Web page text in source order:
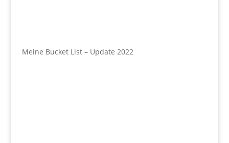
Meine Bucket List – Update 2022